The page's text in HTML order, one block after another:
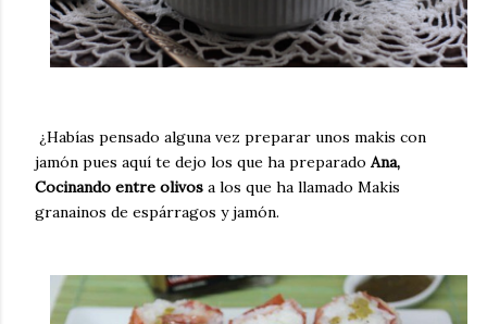
¿Habías pensado alguna vez preparar unos makis con
jamón pues aquí te dejo los que ha preparado Ana,
Cocinando entre olivos a los que ha llamado Makis
granainos de espárragos y jamón.